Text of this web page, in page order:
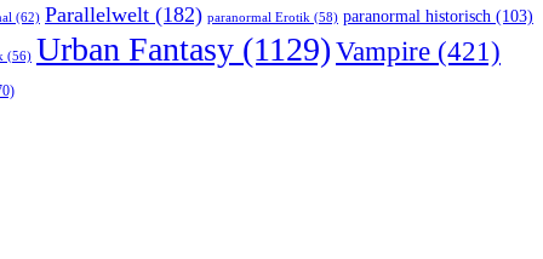
(62) Parallelwelt (182) paranormal Erotik (58) paranormal historisch (103)
(56) Urban Fantasy (1129) Vampire (421)